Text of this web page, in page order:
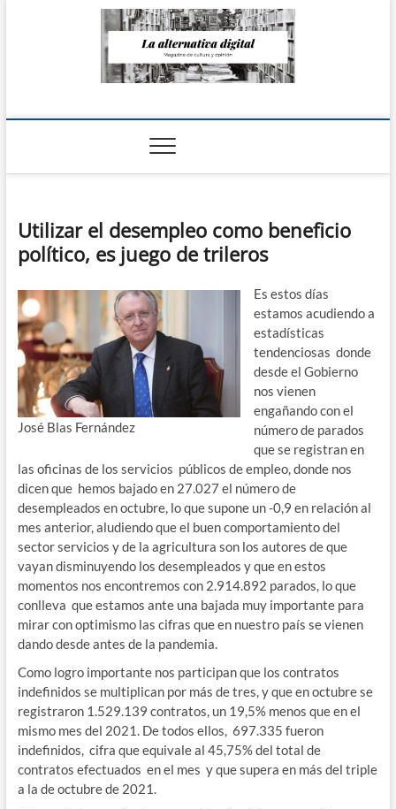
La Alternativa
Utilizar el desempleo como beneficio
político, es juego de trileros
José Blas Fernández
Es estos días
estamos acudiendo a
estadísticas
tendenciosas donde
desde el Gobierno
nos vienen
engañando con el
número de parados
que se registran en
las oficinas de los servicios públicos de empleo, donde nos
dicen que hemos bajado en 27.027 el número de
desempleados en octubre, lo que supone un -0,9 en relación al
mes anterior, aludiendo que el buen comportamiento del
sector servicios y de la agricultura son los autores de que
vayan disminuyendo los desempleados y que en estos
momentos nos encontremos con 2.914.892 parados, lo que
conlleva que estamos ante una bajada muy importante para
mirar con optimismo las cifras que en nuestro país se vienen
dando desde antes de la pandemia.
Como logro importante nos participan que los contratos
indefinidos se multiplican por más de tres, y que en octubre se
registraron 1.529.139 contratos, un 19,5% menos que en el
mismo mes del 2021. De todos ellos, 697.335 fueron
indefinidos, cifra que equivale al 45,75% del total de
contratos efectuados en el mes y que supera en más del triple
a la de octubre de 2021.